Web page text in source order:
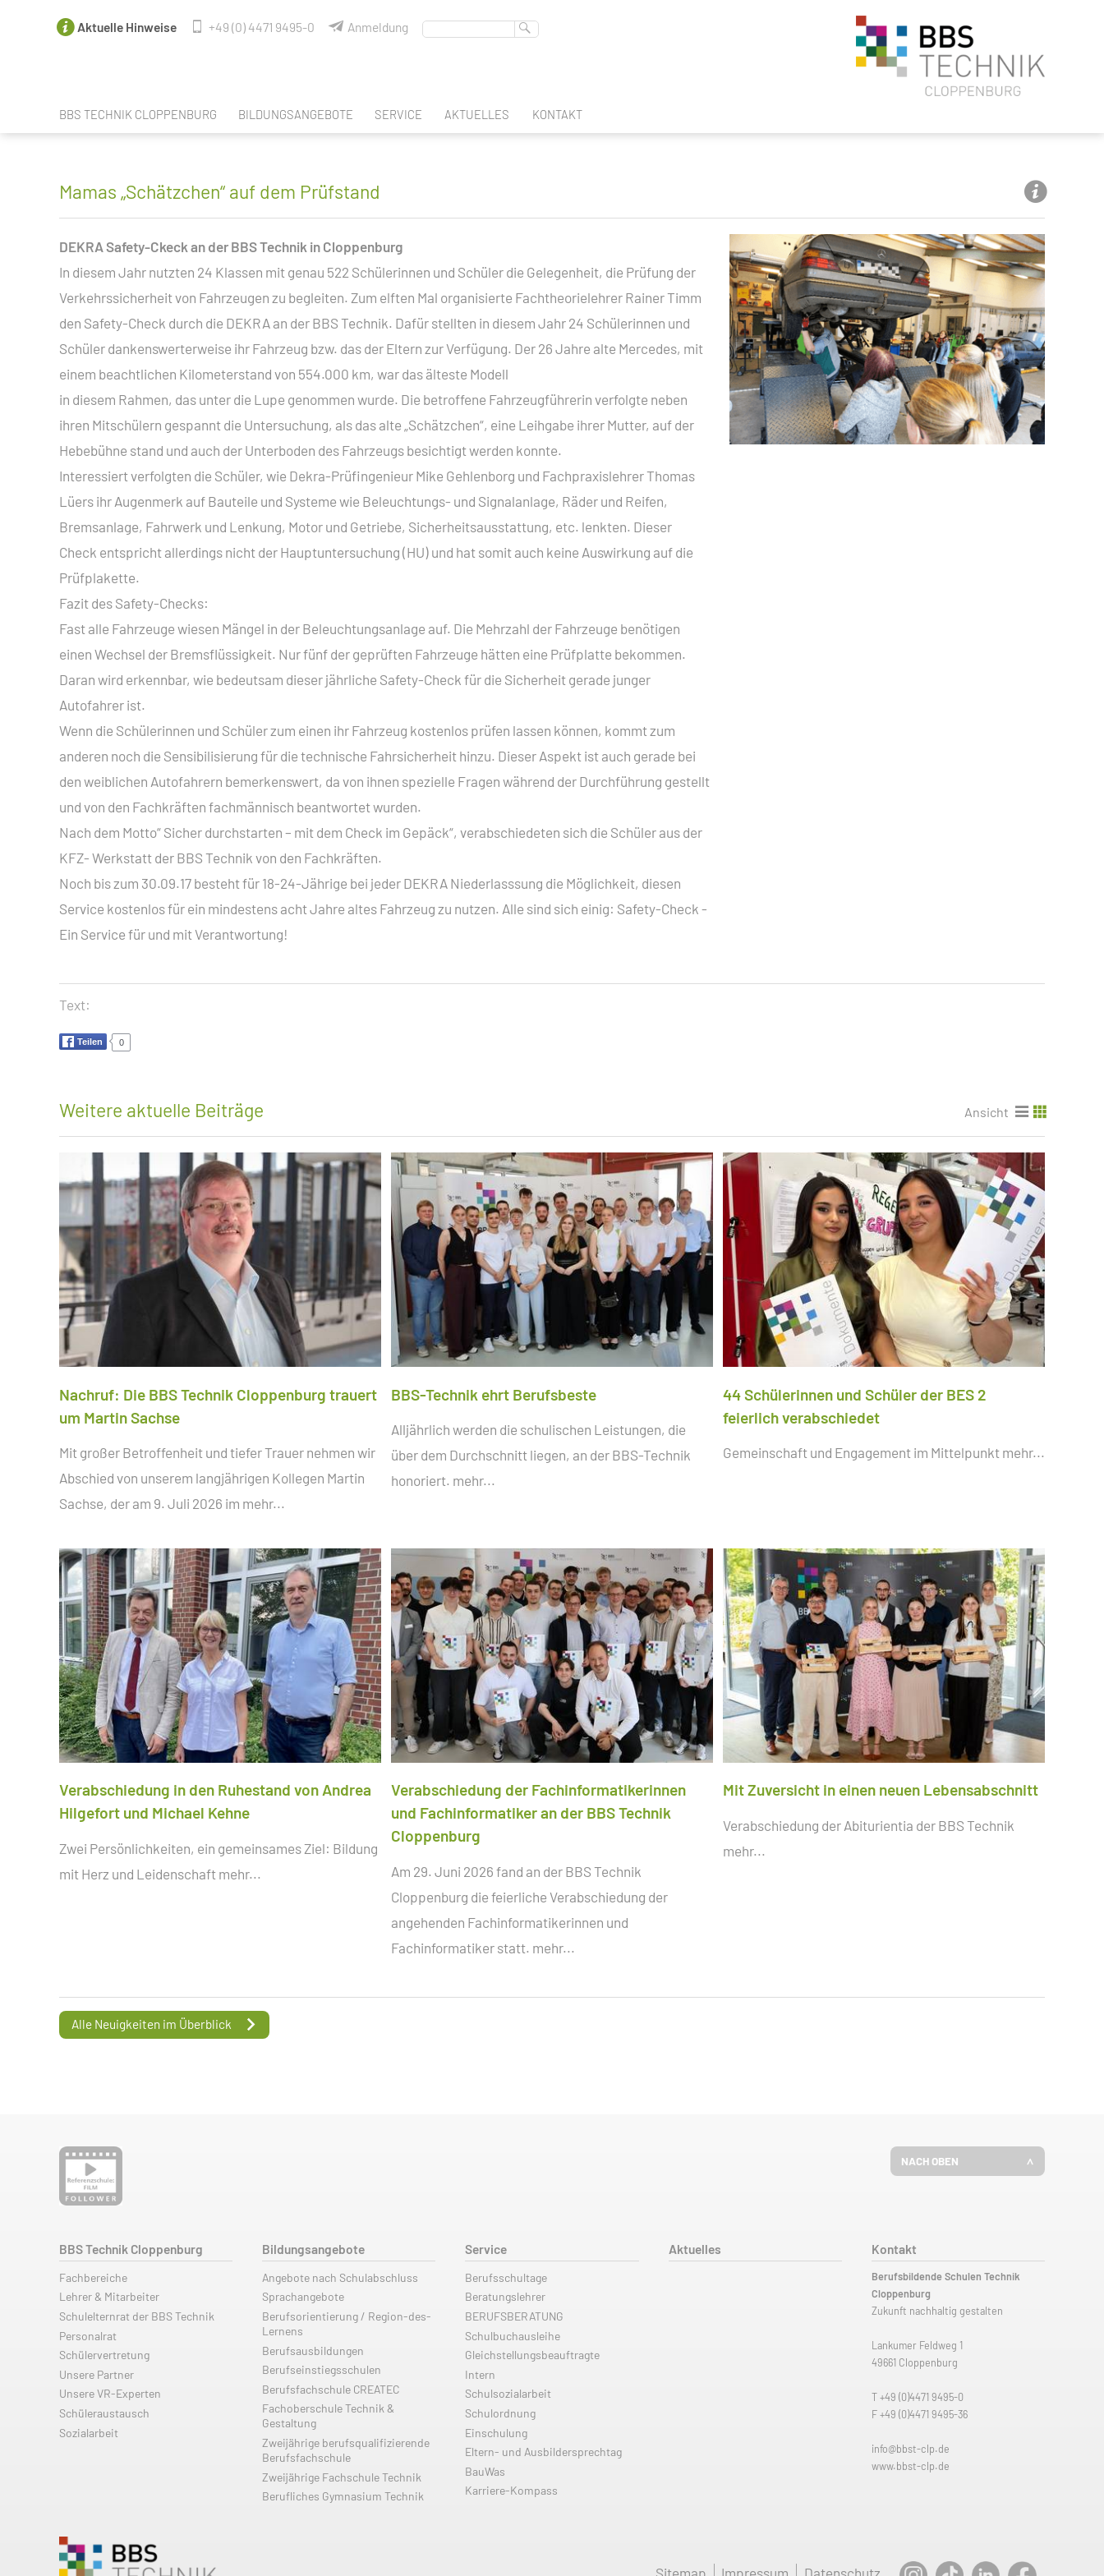
Aktuelle Hinweise +49 (0) 4471 9495-0 Anmeldung
BBS TECHNIK CLOPPENBURG
PERSONALRAT
SCHÜLERVERTRETUNG
UNSERE VR-EXPERTEN
SCHÜLERAUSTAUSCH
BILDUNGSANGEBOTE
BERUFSAUSBILDUNGEN
BERUFSEINSTIEGSSCHULEN
FACHOBERSCHULE TECHNIK & GESTALTUNG FACHOBERSCHULE KLASSE 11
ZWEIJÄHRIGE BERUFSQUALIFIZIERENDE
BERUFSFACHSCHULE
ZWEIJÄHRIGE FACHSCHULE TECHNIK
BERUFLICHES GYMNASIUM TECHNIK
SERVICE
SCHULBUCHAUSLEIHE
GLEICHSTELLUNGSBEAUFTRAGTE
SCHULSOZIALARBEIT
SCHULORDNUNG
ELTERN- UND AUSBILDERSPRECHTAG
BAUWAS
KARRIERE-KOMPASS
AKTUELLES KONTAKT
Mamas „Schätzchen“ auf dem Prüfstand
DEKRA Safety-Ckeck an der BBS Technik in Cloppenburg
In diesem Jahr nutzten 24 Klassen mit genau 522 Schülerinnen und Schüler die Gelegenheit, die Prüfung der
Verkehrssicherheit von Fahrzeugen zu begleiten. Zum elften Mal organisierte Fachtheorielehrer Rainer Timm
den Safety-Check durch die DEKRA an der BBS Technik. Dafür stellten in diesem Jahr 24 Schülerinnen und
Schüler dankenswerterweise ihr Fahrzeug bzw. das der Eltern zur Verfügung. Der 26 Jahre alte Mercedes, mit
einem beachtlichen Kilometerstand von 554.000 km, war das älteste Modell
in diesem Rahmen, das unter die Lupe genommen wurde. Die betroffene Fahrzeugführerin verfolgte neben
ihren Mitschülern gespannt die Untersuchung, als das alte „Schätzchen“, eine Leihgabe ihrer Mutter, auf der
Hebebühne stand und auch der Unterboden des Fahrzeugs besichtigt werden konnte.
Interessiert verfolgten die Schüler, wie Dekra-Prüfingenieur Mike Gehlenborg und Fachpraxislehrer Thomas
Lüers ihr Augenmerk auf Bauteile und Systeme wie Beleuchtungs- und Signalanlage, Räder und Reifen,
Bremsanlage, Fahrwerk und Lenkung, Motor und Getriebe, Sicherheitsausstattung, etc. lenkten. Dieser
Check entspricht allerdings nicht der Hauptuntersuchung (HU) und hat somit auch keine Auswirkung auf die
Prüfplakette.
Fazit des Safety-Checks:
Fast alle Fahrzeuge wiesen Mängel in der Beleuchtungsanlage auf. Die Mehrzahl der Fahrzeuge benötigen
einen Wechsel der Bremsflüssigkeit. Nur fünf der geprüften Fahrzeuge hätten eine Prüfplatte bekommen.
Daran wird erkennbar, wie bedeutsam dieser jährliche Safety-Check für die Sicherheit gerade junger
Autofahrer ist.
Wenn die Schülerinnen und Schüler zum einen ihr Fahrzeug kostenlos prüfen lassen können, kommt zum
anderen noch die Sensibilisierung für die technische Fahrsicherheit hinzu. Dieser Aspekt ist auch gerade bei
den weiblichen Autofahrern bemerkenswert, da von ihnen spezielle Fragen während der Durchführung gestellt
und von den Fachkräften fachmännisch beantwortet wurden.
Nach dem Motto“ Sicher durchstarten – mit dem Check im Gepäck“, verabschiedeten sich die Schüler aus der
KFZ- Werkstatt der BBS Technik von den Fachkräften.
Noch bis zum 30.09.17 besteht für 18-24-Jährige bei jeder DEKRA Niederlasssung die Möglichkeit, diesen
Service kostenlos für ein mindestens acht Jahre altes Fahrzeug zu nutzen. Alle sind sich einig: Safety-Check -
Ein Service für und mit Verantwortung!
Text:
Teilen 0
Weitere aktuelle Beiträge Ansicht
Nachruf: Die BBS Technik Cloppenburg trauert
um Martin Sachse
Mit großer Betroffenheit und tiefer Trauer nehmen wir
Abschied von unserem langjährigen Kollegen Martin
Sachse, der am 9. Juli 2026 im mehr...
BBS-Technik ehrt Berufsbeste
Alljährlich werden die schulischen Leistungen, die
über dem Durchschnitt liegen, an der BBS-Technik
honoriert. mehr...
44 Schülerinnen und Schüler der BES 2
feierlich verabschiedet
Gemeinschaft und Engagement im Mittelpunkt mehr...
Verabschiedung in den Ruhestand von Andrea
Hilgefort und Michael Kehne
Zwei Persönlichkeiten, ein gemeinsames Ziel: Bildung
mit Herz und Leidenschaft mehr...
Verabschiedung der Fachinformatikerinnen
und Fachinformatiker an der BBS Technik
Cloppenburg
Am 29. Juni 2026 fand an der BBS Technik
Cloppenburg die feierliche Verabschiedung der
angehenden Fachinformatikerinnen und
Fachinformatiker statt. mehr...
Mit Zuversicht in einen neuen Lebensabschnitt
Verabschiedung der Abiturientia der BBS Technik
mehr...
Alle Neuigkeiten im Überblick
NACH OBEN
BBS Technik Cloppenburg
Fachbereiche
Lehrer & Mitarbeiter
Schulelternrat der BBS Technik
Personalrat
Schülervertretung
Unsere Partner
Unsere VR-Experten
Schüleraustausch
Sozialarbeit
Bildungsangebote
Angebote nach Schulabschluss
Sprachangebote
Berufsorientierung / Region-des-
Lernens
Berufsausbildungen
Berufseinstiegsschulen
Berufsfachschule CREATEC
Fachoberschule Technik &
Gestaltung
Zweijährige berufsqualifizierende
Berufsfachschule
Zweijährige Fachschule Technik
Berufliches Gymnasium Technik
Service
Berufsschultage
Beratungslehrer
BERUFSBERATUNG
Schulbuchausleihe
Gleichstellungsbeauftragte
Intern
Schulsozialarbeit
Schulordnung
Einschulung
Eltern- und Ausbildersprechtag
BauWas
Karriere-Kompass
Aktuelles Kontakt
Berufsbildende Schulen Technik
Cloppenburg
Zukunft nachhaltig gestalten
Lankumer Feldweg 1
49661 Cloppenburg
T+49 (0)4471 9495-0
F +49 (0)4471 9495-36
info@bbst-clp.de
www.bbst-clp.de
Sitemap Impressum Datenschutz